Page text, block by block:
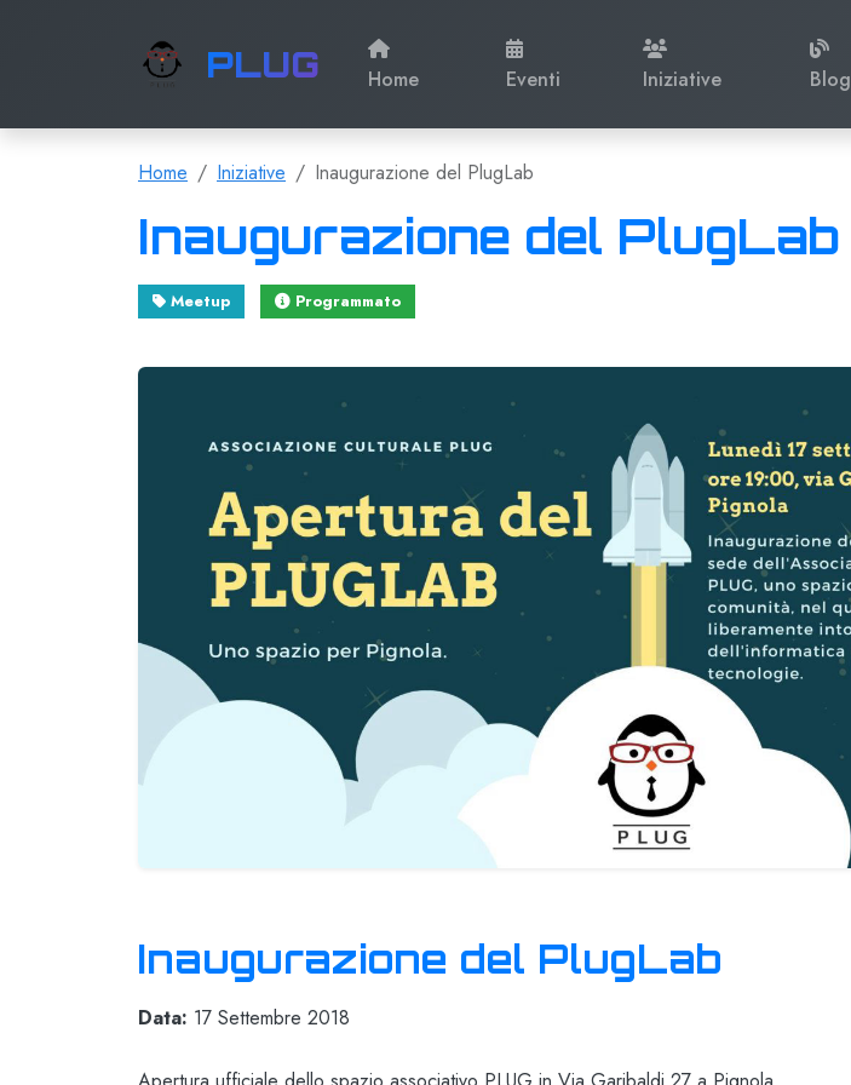
PLUG Home Eventi Iniziative Blog
Home Iniziative Inaugurazione del PlugLab
Inaugurazione del PlugLab
Meetup Programmato
Inaugurazione del PlugLab
Data: 17 Settembre 2018